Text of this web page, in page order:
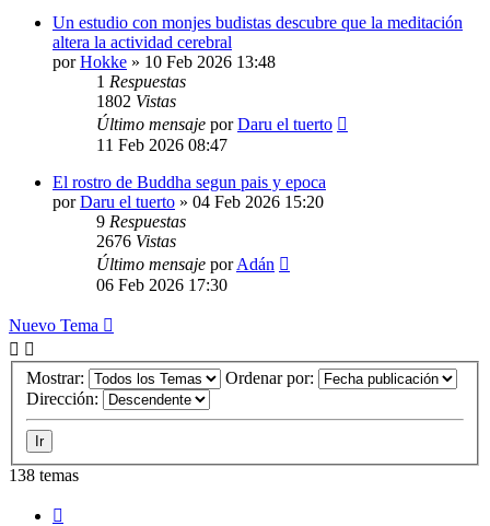
Un estudio con monjes budistas descubre que la meditación
altera la actividad cerebral
porHokke » 10 Feb 2026 13:48
1 Respuestas
1802 Vistas
Último mensaje porDaru el tuerto
11 Feb 2026 08:47
El rostro de Buddha segun pais y epoca
porDaru el tuerto » 04 Feb 2026 15:20
9 Respuestas
2676 Vistas
Último mensaje porAdán
06 Feb 2026 17:30
Nuevo Tema
Mostrar:
Ordenar por:
Dirección:
138 temas